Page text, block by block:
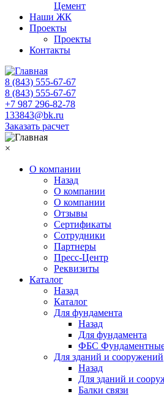
Цемент
Наши ЖК
Проекты
Проекты
Контакты
8 (843) 555-67-67
8 (843) 555-67-67
+7 987 296-82-78
133843@bk.ru
Заказать расчет
×
О компании
Назад
О компании
О компании
Отзывы
Сертификаты
Сотрудники
Партнеры
Пресс-Центр
Реквизиты
Каталог
Назад
Каталог
Для фундамента
Назад
Для фундамента
ФБС
Для зданий и сооружений
Назад
Для зданий и
Балки связи